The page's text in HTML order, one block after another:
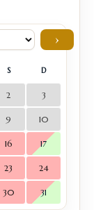
›
S D
2 3
9 10
16 17
23 24
30 31